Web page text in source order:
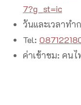
7?g_st=ic
วันและเวลาท
Tel:
ค่าเข้าชม: คน